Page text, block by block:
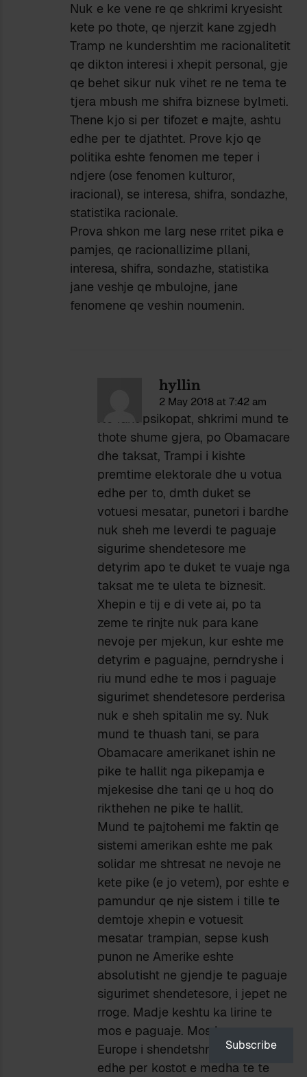
Nuk e ke vene re qe shkrimi kryesisht
kete po thote, qe njerzit kane zgjedh
Tramp ne kundershtim me racionalitetit
qe dikton interesi i xhepit personal, gje
qe behet sikur nuk vihet re ne tema te
tjera mbush me shifra biznese bylmeti.
Thene kjo si per tifozet e majte, ashtu
edhe per te djathtet. Prove kjo qe
politika eshte fenomen me teper i
ndjere (ose fenomen kulturor,
iracional), se interesa, shifra, sondazhe,
statistika racionale.
Prova shkon me larg nese rritet pika e
pamjes, qe racionallizime pllani,
interesa, shifra, sondazhe, statistika
jane veshje qe mbulojne, jane
fenomene qe veshin noumenin.
hyllin
2 May 2018 at 7:42 am
Ne fakt psikopat, shkrimi mund te
thote shume gjera, po Obamacare
dhe taksat, Trampi i kishte
premtime elektorale dhe u votua
edhe per to, dmth duket se
votuesi mesatar, punetori i bardhe
nuk sheh me leverdi te paguaje
sigurime shendetesore me
detyrim apo te duket te vuaje nga
taksat me te uleta te biznesit.
Xhepin e tij e di vete ai, po ta
zeme te rinjte nuk para kane
nevoje per mjekun, kur eshte me
detyrim e paguajne, perndryshe i
riu mund edhe te mos i paguaje
sigurimet shendetesore perderisa
nuk e sheh spitalin me sy. Nuk
mund te thuash tani, se para
Obamacare amerikanet ishin ne
pike te hallit nga pikepamja e
mjekesise dhe tani qe u hoq do
rikthehen ne pike te hallit.
Mund te pajtohemi me faktin qe
sistemi amerikan eshte me pak
solidar me shtresat ne nevoje ne
kete pike (e jo vetem), por eshte e
pamundur qe nje sistem i tille te
demtoje xhepin e votuesit
mesatar trampian, sepse kush
punon ne Amerike eshte
absolutisht ne gjendje te paguaje
sigurimet shendetesore, i jepet ne
rroge. Madje keshtu ka lirine te
mos e paguaje. Mos harro se ne
Europe i shendetshmi paguan
edhe per kostot e medha te te
Subscribe